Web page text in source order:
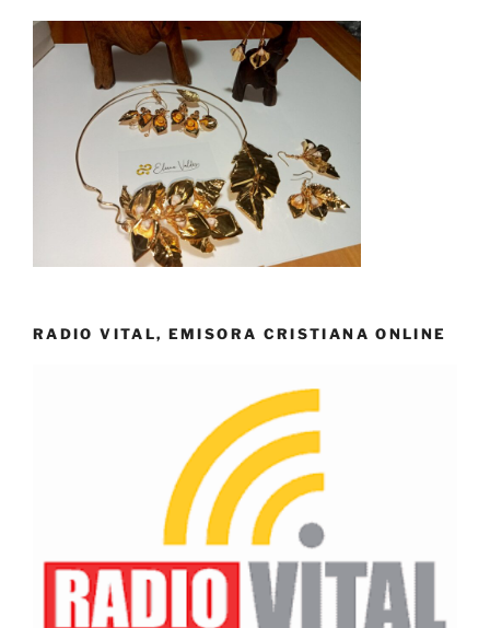
RADIO VITAL, EMISORA CRISTIANA ONLINE